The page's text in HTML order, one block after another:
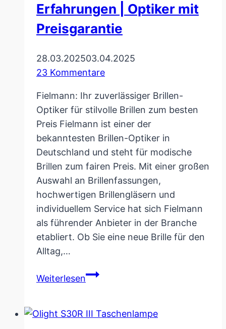
Erfahrungen | Optiker mit
Preisgarantie
28.03.202503.04.2025
23 Kommentare
Fielmann: Ihr zuverlässiger Brillen-
Optiker für stilvolle Brillen zum besten
Preis Fielmann ist einer der
bekanntesten Brillen-Optiker in
Deutschland und steht für modische
Brillen zum fairen Preis. Mit einer großen
Auswahl an Brillenfassungen,
hochwertigen Brillengläsern und
individuellem Service hat sich Fielmann
als führender Anbieter in der Branche
etabliert. Ob Sie eine neue Brille für den
Alltag,…
WeiterlesenFielmann
&